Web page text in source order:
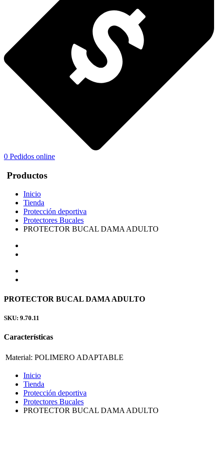
0 Pedidos online
Productos
Inicio
Tienda
Protección deportiva
Protectores Bucales
PROTECTOR BUCAL DAMA ADULTO
PROTECTOR BUCAL DAMA ADULTO
SKU: 9.70.11
Características
Material: POLIMERO ADAPTABLE
Inicio
Tienda
Protección deportiva
Protectores Bucales
PROTECTOR BUCAL DAMA ADULTO